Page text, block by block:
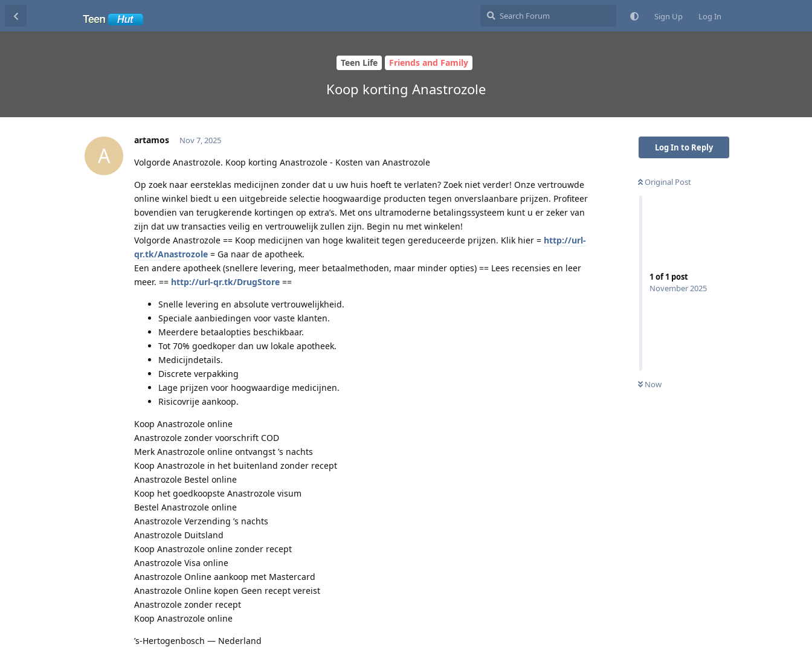
Sign Up Log In
Teen Life Friends and Family
Koop korting Anastrozole
Log In to Reply
Original Post
1 of1 post
November 2025
Now
A
artamos Nov 7, 2025
Volgorde Anastrozole. Koop korting Anastrozole - Kosten van Anastrozole
Op zoek naar eersteklas medicijnen zonder dat u uw huis hoeft te verlaten? Zoek niet verder! Onze vertrouwde
online winkel biedt u een uitgebreide selectie hoogwaardige producten tegen onverslaanbare prijzen. Profiteer
bovendien van terugkerende kortingen op extra’s. Met ons ultramoderne betalingssysteem kunt u er zeker van
zijn dat uw transacties veilig en vertrouwelijk zullen zijn. Begin nu met winkelen!
Volgorde Anastrozole == Koop medicijnen van hoge kwaliteit tegen gereduceerde prijzen. Klik hier = http://url-
qr.tk/Anastrozole = Ga naar de apotheek.
Een andere apotheek (snellere levering, meer betaalmethoden, maar minder opties) == Lees recensies en leer
meer. == http://url-qr.tk/DrugStore ==
Snelle levering en absolute vertrouwelijkheid.
Speciale aanbiedingen voor vaste klanten.
Meerdere betaalopties beschikbaar.
Tot 70% goedkoper dan uw lokale apotheek.
Medicijndetails.
Discrete verpakking
Lage prijzen voor hoogwaardige medicijnen.
Risicovrije aankoop.
Koop Anastrozole online
Anastrozole zonder voorschrift COD
Merk Anastrozole online ontvangst ’s nachts
Koop Anastrozole in het buitenland zonder recept
Anastrozole Bestel online
Koop het goedkoopste Anastrozole visum
Bestel Anastrozole online
Anastrozole Verzending ’s nachts
Anastrozole Duitsland
Koop Anastrozole online zonder recept
Anastrozole Visa online
Anastrozole Online aankoop met Mastercard
Anastrozole Online kopen Geen recept vereist
Anastrozole zonder recept
Koop Anastrozole online
’s-Hertogenbosch — Nederland